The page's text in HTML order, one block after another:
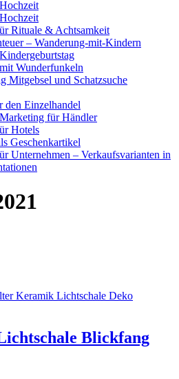
Rituale & Achtsamkeit
– Wanderung-mit-Kindern
Wunderfunkeln
Mitgebsel und Schatzsuche
den Einzelhandel
für Händler
Hotels
Geschenkartikel
Unternehmen – Verkaufsvarianten in
Blickfang